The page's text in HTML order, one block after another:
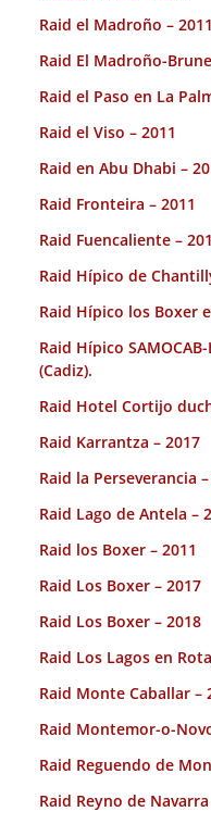
Raid el Madroño – 2011
Raid El Madroño-
Raid el Paso en La
Raid el Viso – 2011
Raid en Abu Dhabi –
Raid Fronteira – 2011
Raid Fuencaliente –
Raid Hípico de
Raid Hípico los Boxer
Raid Hípico
(Cadiz).
Raid Hotel Cortijo
Raid Karrantza – 2017
Raid la Perseverancia
Raid Lago de Antela –
Raid los Boxer – 2011
Raid Los Boxer – 2017
Raid Los Boxer – 2018
Raid Los Lagos en
Raid Monte Caballar –
Raid Montemor-o-
Raid Reguendo de
Raid Reyno de